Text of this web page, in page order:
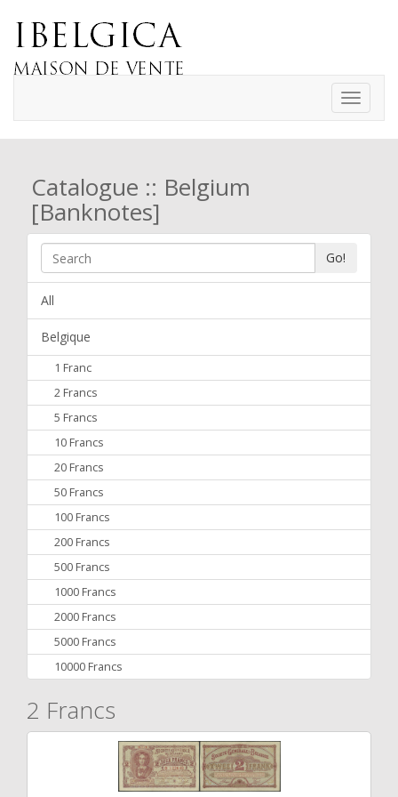
Toggle
Catalogue :: Belgium
[Banknotes]
Go!
All
Belgique
1 Franc
2 Francs
5 Francs
10 Francs
20 Francs
50 Francs
100 Francs
200 Francs
500 Francs
1000 Francs
2000 Francs
5000 Francs
10000 Francs
2 Francs